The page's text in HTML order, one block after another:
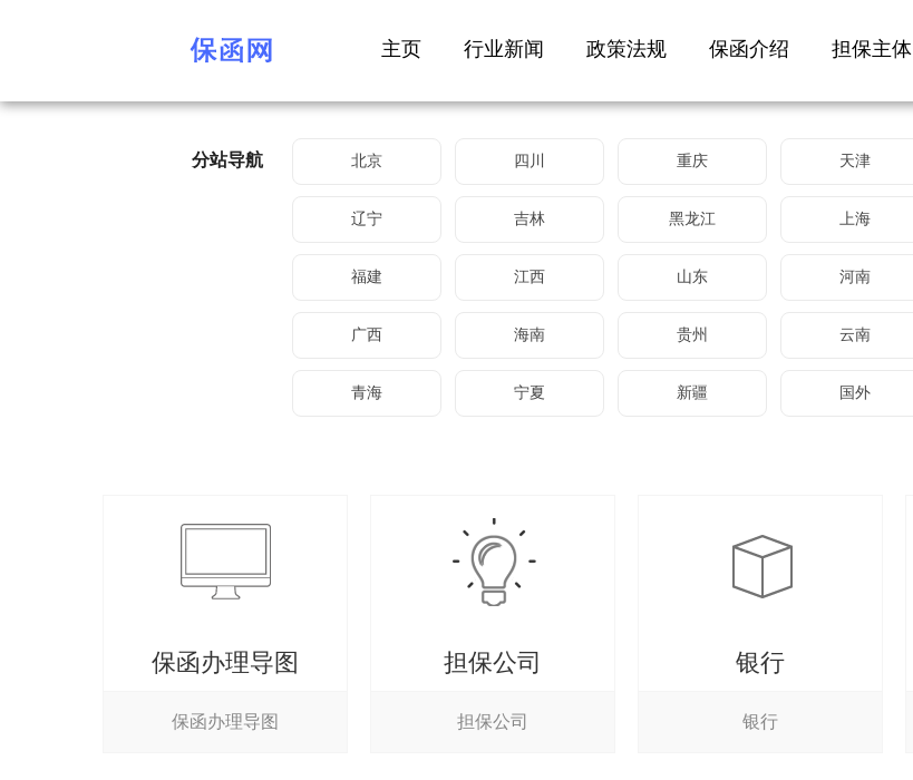
主页 行业新闻 政策法规 保函介绍 担保主体
分站导航 北京 四川 重庆 天津
辽宁 吉林 黑龙江 上海
福建 江西 山东 河南
广西 海南 贵州 云南
青海 宁夏 新疆 国外
保函办理导图
保函办理导图
担保公司
担保公司
银行
银行